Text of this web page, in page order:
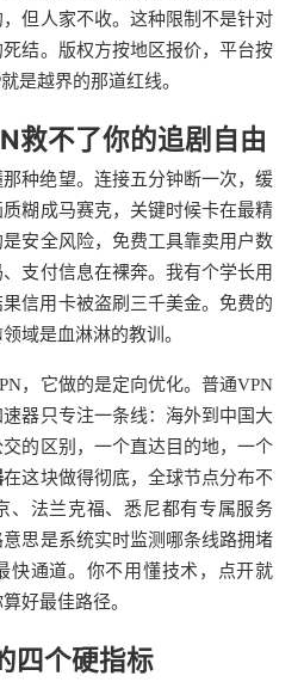
但人家不收。这种限制不是针对
结。版权方按地区报价，平台按
是越界的那道红线。
救不了你的追剧自由
种绝望。连接五分钟断一次，缓
糊成马赛克，关键时候卡在最精
安全风险，免费工具靠卖用户数
支付信息在裸奔。我有个学长用
信用卡被盗刷三千美金。免费的
域是血淋淋的教训。
，它做的是定向优化。普通VPN
器只专注一条线：海外到中国大
的区别，一个直达目的地，一个
在这块做得彻底，全球节点分布不
、法兰克福、悉尼都有专属服务
思是系统实时监测哪条线路拥堵
快通道。你不用懂技术，点开就
好最佳路径。
四个硬指标